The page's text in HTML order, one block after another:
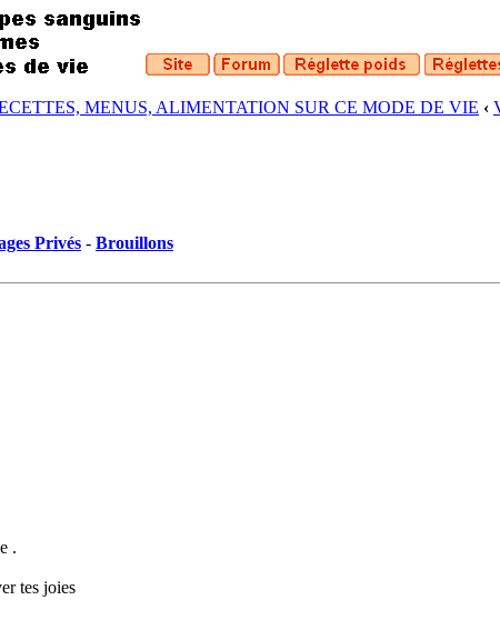
MENUS, ALIMENTATION SUR CE MODE DE VIE ‹
Privés - Brouillons
.
tes joies